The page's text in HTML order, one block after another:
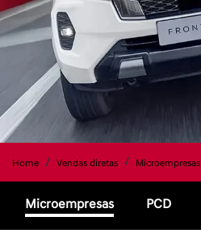
Home Vendas diretas Microempresas
Microempresas PCD